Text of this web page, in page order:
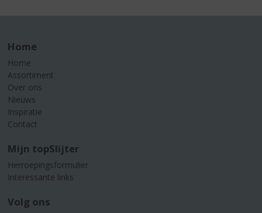
Home
Home
Assortiment
Over ons
Nieuws
Inspiratie
Contact
Mijn topSlijter
Herroepingsformulier
Interessante links
Volg ons